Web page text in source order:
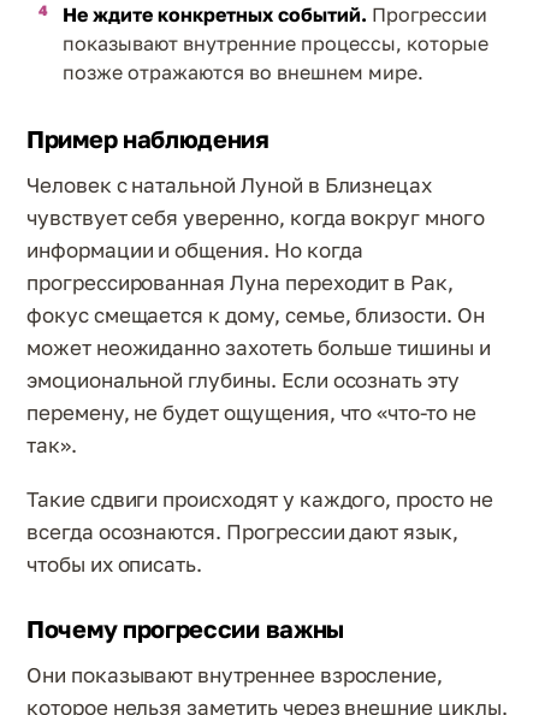
Не ждите конкретных событий. Прогрессии
показывают внутренние процессы, которые
позже отражаются во внешнем мире.
Пример наблюдения
Человек с натальной Луной в Близнецах
чувствует себя уверенно, когда вокруг много
информации и общения. Но когда
прогрессированная Луна переходит в Рак,
фокус смещается к дому, семье, близости. Он
может неожиданно захотеть больше тишины и
эмоциональной глубины. Если осознать эту
перемену, не будет ощущения, что «что-то не
так».
Такие сдвиги происходят у каждого, просто не
всегда осознаются. Прогрессии дают язык,
чтобы их описать.
Почему прогрессии важны
Они показывают внутреннее взросление,
которое нельзя заметить через внешние циклы.